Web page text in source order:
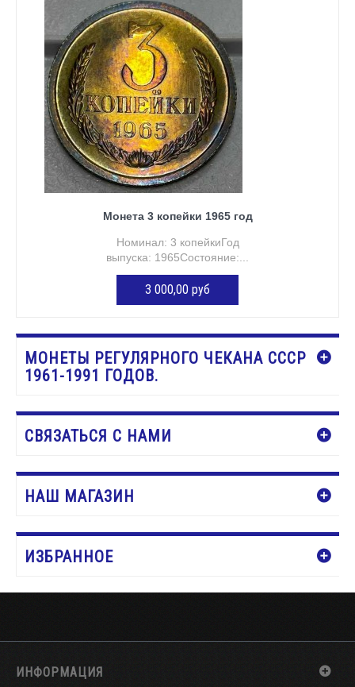
Монета 3 копейки 1965 год
Номинал: 3 копейкиГод
выпуска: 1965Состояние:...
3 000,00 руб
МОНЕТЫ РЕГУЛЯРНОГО ЧЕКАНА СССР
1961-1991 ГОДОВ.
СВЯЗАТЬСЯ С НАМИ
НАШ МАГАЗИН
ИЗБРАННОЕ
ИНФОРМАЦИЯ